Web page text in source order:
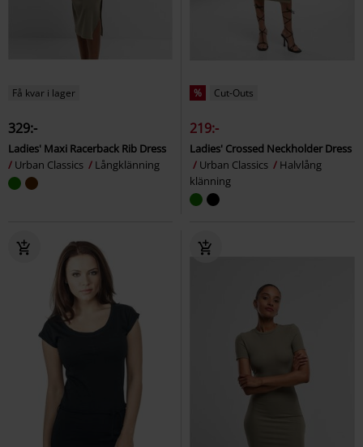
Få kvar i lager
329:-
Ladies' Maxi Racerback Rib Dress
Urban Classics
Långklänning
% Cut-Outs
219:-
Ladies' Crossed Neckholder Dress
Urban Classics
Halvlång
klänning